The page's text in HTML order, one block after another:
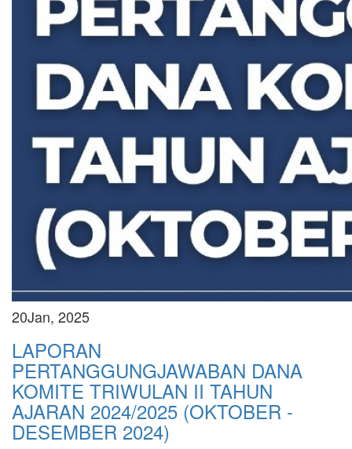
20Jan, 2025
LAPORAN
PERTANGGUNGJAWABAN DANA
KOMITE TRIWULAN II TAHUN
AJARAN 2024/2025 (OKTOBER -
DESEMBER 2024)